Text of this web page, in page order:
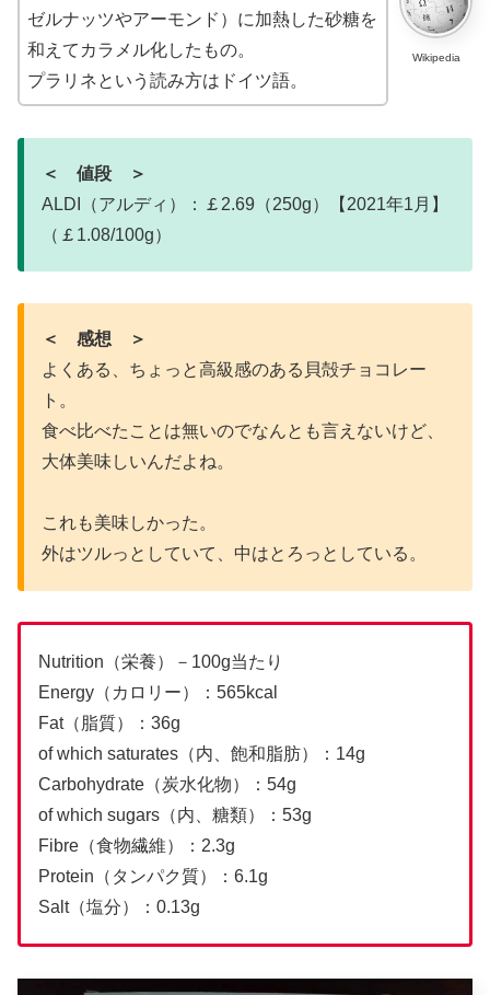
Wikipedia
ゼルナッツやアーモンド）に加熱した砂糖を
和えてカラメル化したもの。
プラリネという読み方はドイツ語。
＜ 値段 ＞
ALDI（アルディ）：￡2.69（250g）【2021年1月】
（￡1.08/100g）
＜ 感想 ＞
よくある、ちょっと高級感のある貝殻チョコレー
ト。
食べ比べたことは無いのでなんとも言えないけど、
大体美味しいんだよね。
これも美味しかった。
外はツルっとしていて、中はとろっとしている。
Nutrition（栄養）－100g当たり
Energy（カロリー）：565kcal
Fat（脂質）：36g
of which saturates（内、飽和脂肪）：14g
Carbohydrate（炭水化物）：54g
of which sugars（内、糖類）：53g
Fibre（食物繊維）：2.3g
Protein（タンパク質）：6.1g
Salt（塩分）：0.13g